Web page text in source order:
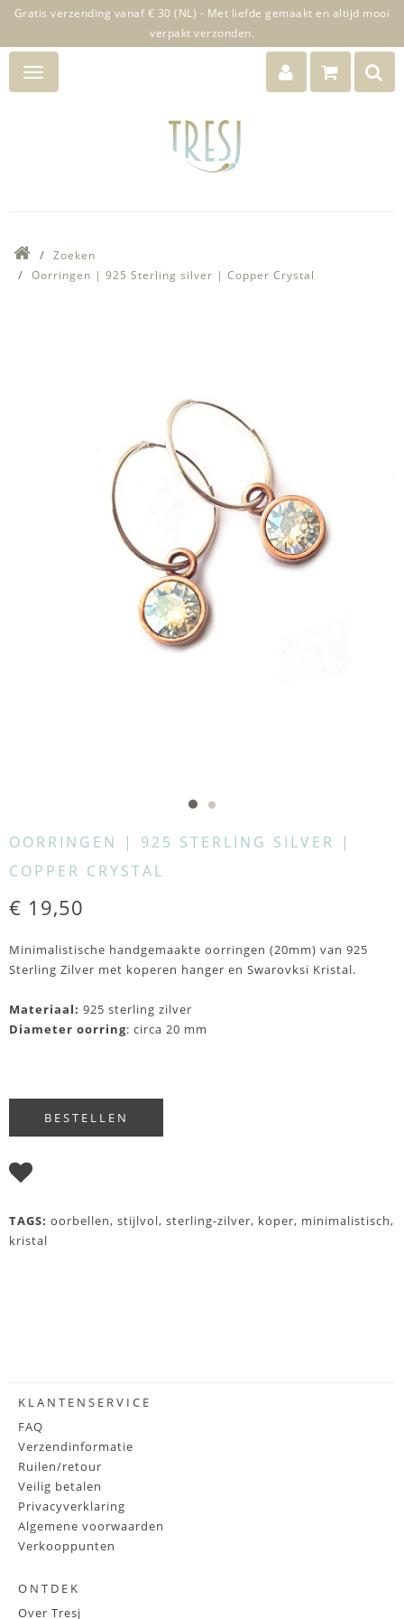
Gratis verzending vanaf € 30 (NL) - Met liefde gemaakt en altijd mooi
verpakt verzonden.
Zoeken
Oorringen | 925 Sterling silver | Copper Crystal
OORRINGEN | 925 STERLING SILVER |
COPPER CRYSTAL
€ 19,50
Minimalistische handgemaakte oorringen (20mm) van 925
Sterling Zilver met koperen hanger en Swarovksi Kristal.
Materiaal: 925 sterling zilver
Diameter oorring: circa 20 mm
TAGS: oorbellen, stijlvol, sterling-zilver, koper, minimalistisch,
kristal
KLANTENSERVICE
FAQ
Verzendinformatie
Ruilen/retour
Veilig betalen
Privacyverklaring
Algemene voorwaarden
Verkooppunten
ONTDEK
Over Tresj